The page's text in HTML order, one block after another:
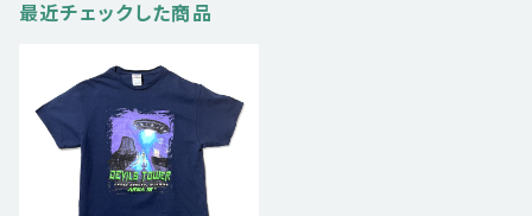
最近チェックした商品